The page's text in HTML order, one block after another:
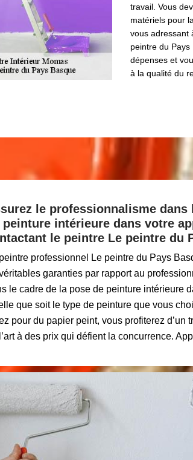
travail. Vous
matériels pour
vous adressant
peintre du
dépenses et
à la qualité du
le professionnalisme dans
peinture intérieure dans votre
le peintre Le peintre du
professionnel Le peintre du Pays
garanties par rapport au
le cadre de la pose de peinture intérieure
que soit le type de peinture que vous
pour du papier peint, vous profiterez d’un
à des prix qui défient la concurrence.